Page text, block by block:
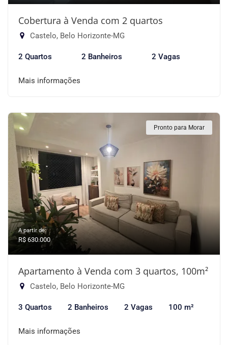
Cobertura à Venda com 2 quartos
Castelo, Belo Horizonte-MG
2 Quartos 2 Banheiros 2 Vagas
Mais informações
Pronto para Morar
A partir de:
R$ 630.000
Apartamento à Venda com 3 quartos, 100m²
Castelo, Belo Horizonte-MG
3 Quartos 2 Banheiros 2 Vagas 100 m²
Mais informações